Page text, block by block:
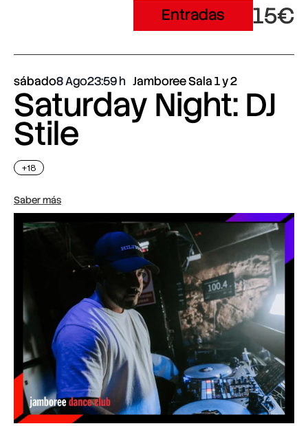
Entradas 15€
sábado8 Ago23:59 Jamboree Sala 1 y 2
Saturday Night: DJ
Stile
+18
Saber más